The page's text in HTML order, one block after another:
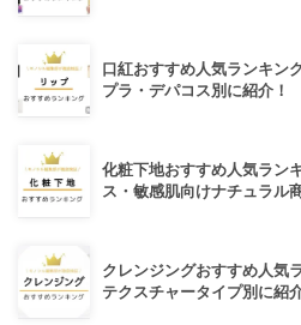
口紅おすすめ人気ランキン
プラ・デパコス別に紹介！
化粧下地おすすめ人気ラン
ス・敏感肌向けナチュラル
クレンジングおすすめ人気
テクスチャータイプ別に紹